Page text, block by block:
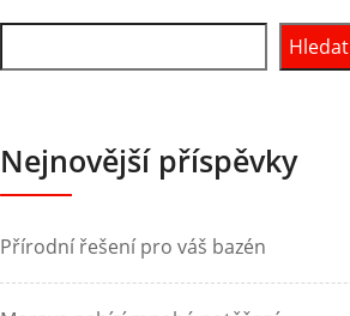
Hledat
Nejnovější příspěvky
Přírodní řešení pro váš bazén